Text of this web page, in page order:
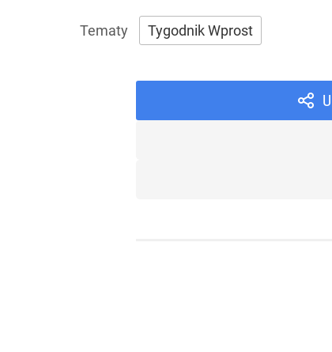
Tygodnik Wprost